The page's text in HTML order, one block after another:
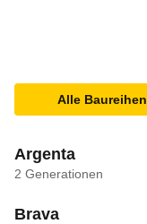
Alle Baureihen
Argenta
2 Generationen
Brava